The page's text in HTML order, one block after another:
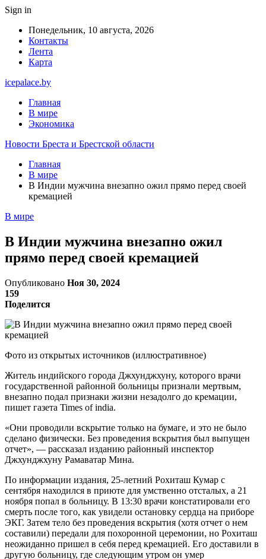
Sign in
Понедельник, 10 августа, 2026
Контакты
Лента
Карта
icepalace.by
Главная
В мире
Экономика
Новости Бреста и Брестской области
Главная
В мире
В Индии мужчина внезапно ожил прямо перед своей
кремацией
В мире
В Индии мужчина внезапно ожил
прямо перед своей кремацией
Опубликовано Ноя 30, 2024
159
Поделится
Фото из открытых источников (иллюстративное)
Житель индийского города Джхунджхуну, которого врачи
государственной районной больницы признали мертвым,
внезапно подал признаки жизни незадолго до кремации,
пишет газета Times of india.
«Они проводили вскрытие только на бумаге, и это не было
сделано физически. Без проведения вскрытия был выпущен
отчет», — рассказал изданию районный инспектор
Джхунджхуну Рамаватар Мина.
По информации издания, 25-летний Рохиташ Кумар с
сентября находился в приюте для умственно отсталых, а 21
ноября попал в больницу. В 13:30 врачи констатировали его
смерть после того, как увидели остановку сердца на приборе
ЭКГ. Затем тело без проведения вскрытия (хотя отчет о нем
составили) передали для похоронной церемонии, но Рохиташ
неожиданно пришел в себя перед кремацией. Его доставили в
другую больницу, где следующим утром он умер